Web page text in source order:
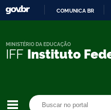
COMUNICA BR
IFF Instituto
MINISTÉRIO DA EDUCAÇÃO